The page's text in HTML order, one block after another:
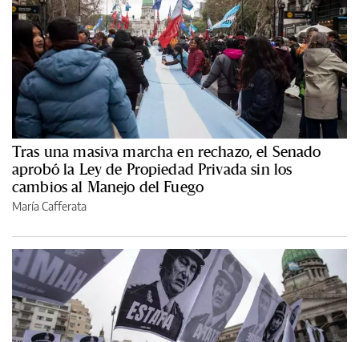
Tras una masiva marcha en rechazo, el Senado
aprobó la Ley de Propiedad Privada sin los
cambios al Manejo del Fuego
María Cafferata